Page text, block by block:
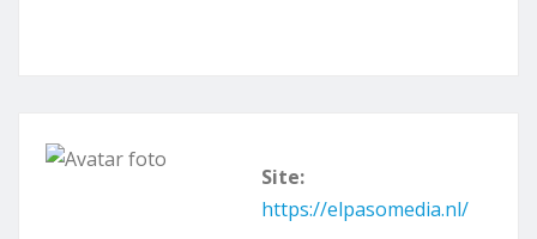
Site:
https://elpasomedia.nl/